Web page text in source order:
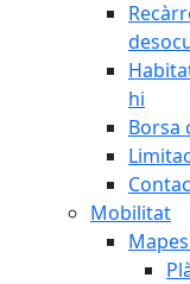
hi
Borsa
Mobilitat